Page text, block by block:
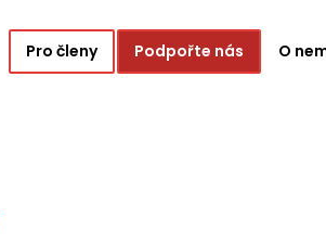
Pro členy Podpořte nás O